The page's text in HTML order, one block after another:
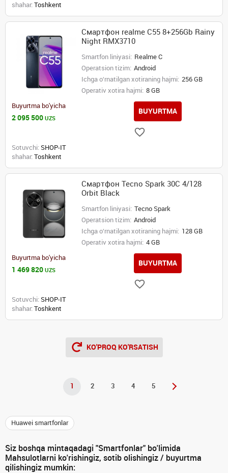
shahar: Toshkent
Смартфон realme C55 8+256Gb Rainy
Night RMX3710
Smartfon liniyasi: Realme C
Operatsion tizim: Android
Ichga o‘rnatilgan xotiraning hajmi: 256 GB
Operativ xotira hajmi: 8 GB
Buyurtma bo'yicha
2 095 500 UZS
BUYURTMA
Sotuvchi: SHOP-IT
shahar: Toshkent
Смартфон Tecno Spark 30C 4/128
Orbit Black
Smartfon liniyasi: Tecno Spark
Operatsion tizim: Android
Ichga o‘rnatilgan xotiraning hajmi: 128 GB
Operativ xotira hajmi: 4 GB
Buyurtma bo'yicha
1 469 820 UZS
BUYURTMA
Sotuvchi: SHOP-IT
shahar: Toshkent
KO'PROQ KO'RSATISH
1 2 3 4 5
Huawei smartfonlar
Siz boshqa mintaqadagi "Smartfonlar" bo'limida
Mahsulotlarni ko'rishingiz, sotib olishingiz / buyurtma
qilishingiz mumkin: